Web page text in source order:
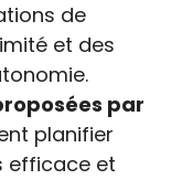
de
et des
par
planifier
efficace et